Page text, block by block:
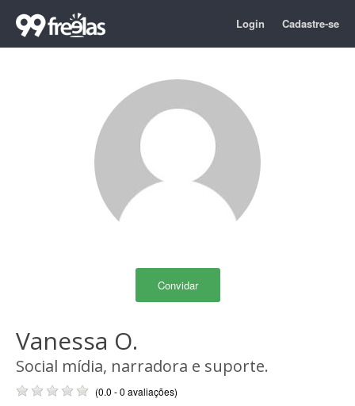
Login Cadastre-se
Convidar
Vanessa O.
Social mídia, narradora e suporte.
(0.0 - 0 avaliações)